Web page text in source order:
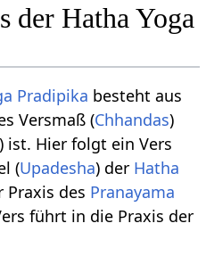
der Hatha Yoga
Pradipika besteht aus
Versmaß (Chhandas)
) ist. Hier folgt ein Vers
(Upadesha) der Hatha
Praxis des Pranayama
führt in die Praxis der